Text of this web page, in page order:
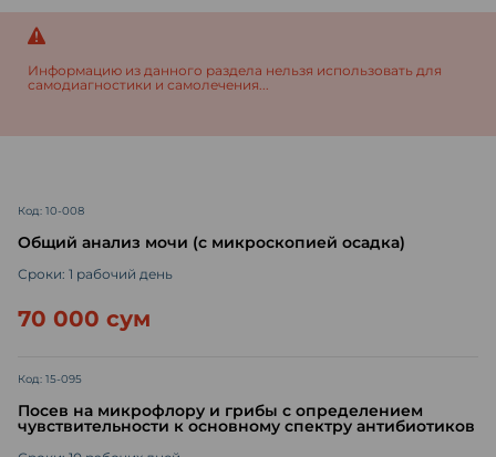
Информацию из данного раздела нельзя использовать для
самодиагностики и самолечения...
Код: 10-008
Общий анализ мочи (с микроскопией осадка)
Сроки: 1 рабочий день
70 000 сум
Код: 15-095
Посев на микрофлору и грибы с определением
чувствительности к основному спектру антибиотиков